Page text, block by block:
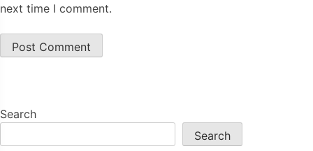
next time I comment.
Search
Search